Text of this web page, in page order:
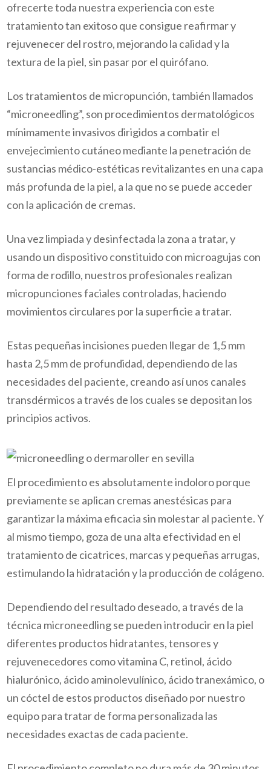
ofrecerte toda nuestra experiencia con este
tratamiento tan exitoso que consigue reafirmar y
rejuvenecer del rostro, mejorando la calidad y la
textura de la piel, sin pasar por el quirófano.
Los tratamientos de micropunción, también llamados
“microneedling”, son procedimientos dermatológicos
mínimamente invasivos dirigidos a combatir el
envejecimiento cutáneo mediante la penetración de
sustancias médico-estéticas revitalizantes en una capa
más profunda de la piel, a la que no se puede acceder
con la aplicación de cremas.
Una vez limpiada y desinfectada la zona a tratar, y
usando un dispositivo constituido con microagujas con
forma de rodillo, nuestros profesionales realizan
micropunciones faciales controladas, haciendo
movimientos circulares por la superficie a tratar.
Estas pequeñas incisiones pueden llegar de 1,5 mm
hasta 2,5 mm de profundidad, dependiendo de las
necesidades del paciente, creando así unos canales
transdérmicos a través de los cuales se depositan los
principios activos.
El procedimiento es absolutamente indoloro porque
previamente se aplican cremas anestésicas para
garantizar la máxima eficacia sin molestar al paciente. Y
al mismo tiempo, goza de una alta efectividad en el
tratamiento de cicatrices, marcas y pequeñas arrugas,
estimulando la hidratación y la producción de colágeno.
Dependiendo del resultado deseado, a través de la
técnica microneedling se pueden introducir en la piel
diferentes productos hidratantes, tensores y
rejuvenecedores como vitamina C, retinol, ácido
hialurónico, ácido aminolevulínico, ácido tranexámico, o
un cóctel de estos productos diseñado por nuestro
equipo para tratar de forma personalizada las
necesidades exactas de cada paciente.